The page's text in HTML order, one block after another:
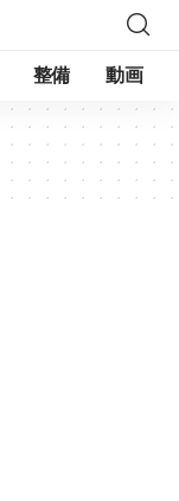
整備 動画